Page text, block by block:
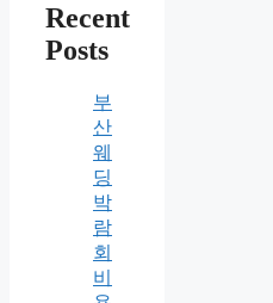
Recent
Posts
부
산
웨
딩
박
람
회
비